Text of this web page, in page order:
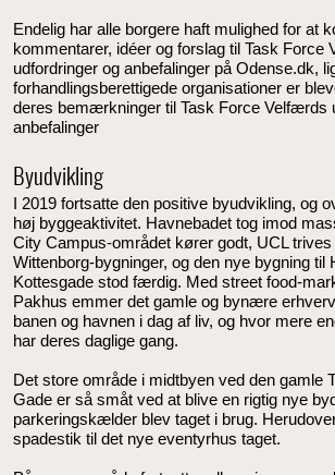
Endelig har alle borgere haft mulighed for at
kommentarer, idéer og forslag til Task Force
udfordringer og anbefalinger på Odense.dk,
forhandlingsberettigede organisationer er
deres bemærkninger til Task Force Velfærds
anbefalinger
Byudvikling
I 2019 fortsatte den positive byudvikling, og
høj byggeaktivitet. Havnebadet tog imod
City Campus-området kører godt, UCL trives
Wittenborg-bygninger, og den nye bygning til
Kottesgade stod færdig. Med street food-
Pakhus emmer det gamle og bynære
banen og havnen i dag af liv, og hvor mere
har deres daglige gang.
Det store område i midtbyen ved den gamle
Gade er så småt ved at blive en rigtig nye
parkeringskælder blev taget i brug.
spadestik til det nye eventyrhus taget.